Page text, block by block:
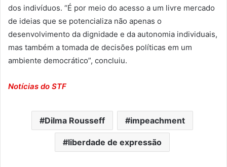
dos indivíduos. “É por meio do acesso a um livre mercado
de ideias que se potencializa não apenas o
desenvolvimento da dignidade e da autonomia individuais,
mas também a tomada de decisões políticas em um
ambiente democrático”, concluiu.
Notícias do STF
Dilma Rousseff impeachment
liberdade de expressão